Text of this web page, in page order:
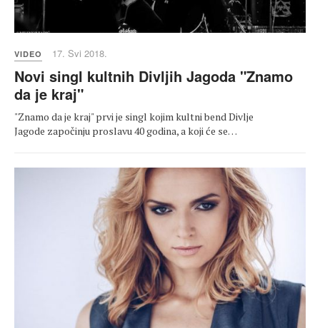
VIDEO 17. Svi 2018.
Novi singl kultnih Divljih Jagoda "Znamo
da je kraj"
"Znamo da je kraj" prvi je singl kojim kultni bend Divlje
Jagode započinju proslavu 40 godina, a koji će se…